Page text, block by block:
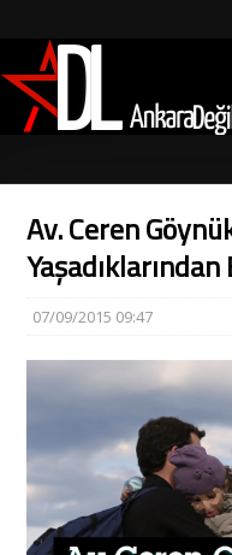
Av. Ceren
Yaşadıklarından
07/09/2015 09:47